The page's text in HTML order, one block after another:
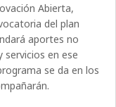
Abierta,
del plan
aportes no
en ese
se da en los